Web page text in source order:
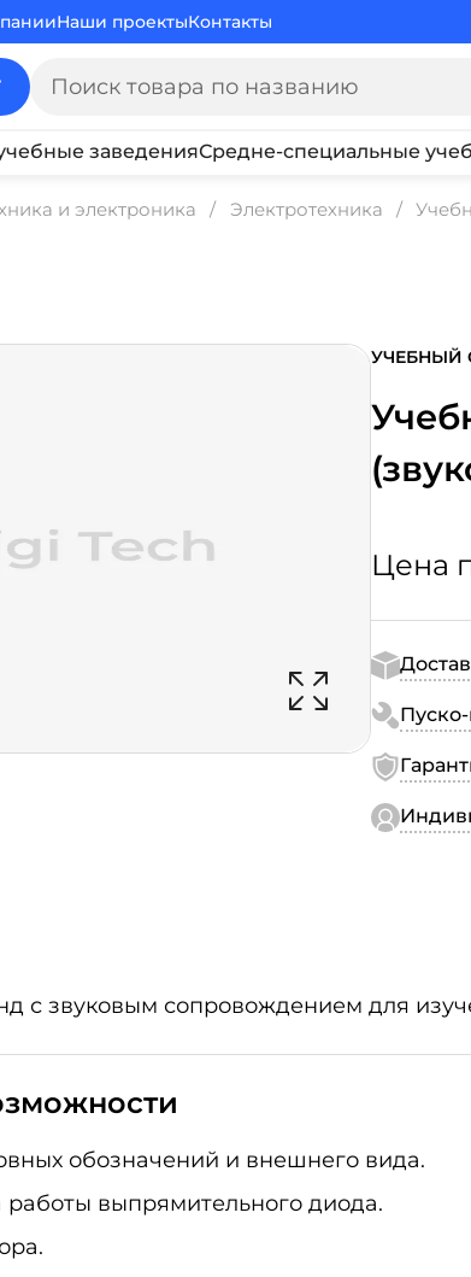
Наши проектыКонтакты
заведенияСредне-специальные
и электроника Электротехника
УЧЕБНЫЙ
Цена
с звуковым сопровождением для
обозначений и внешнего вида.
выпрямительного диода.